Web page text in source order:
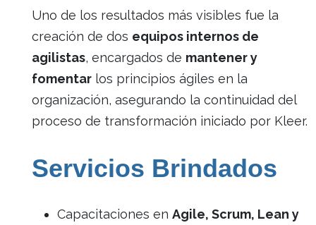
Uno de los resultados más visibles fue la
creación de dos equipos internos de
agilistas, encargados de mantener y
fomentarlos principios ágiles en la
organización, asegurando la continuidad del
proceso de transformación iniciado por Kleer.
Servicios Brindados
Capacitaciones en Agile, Scrum, Lean y